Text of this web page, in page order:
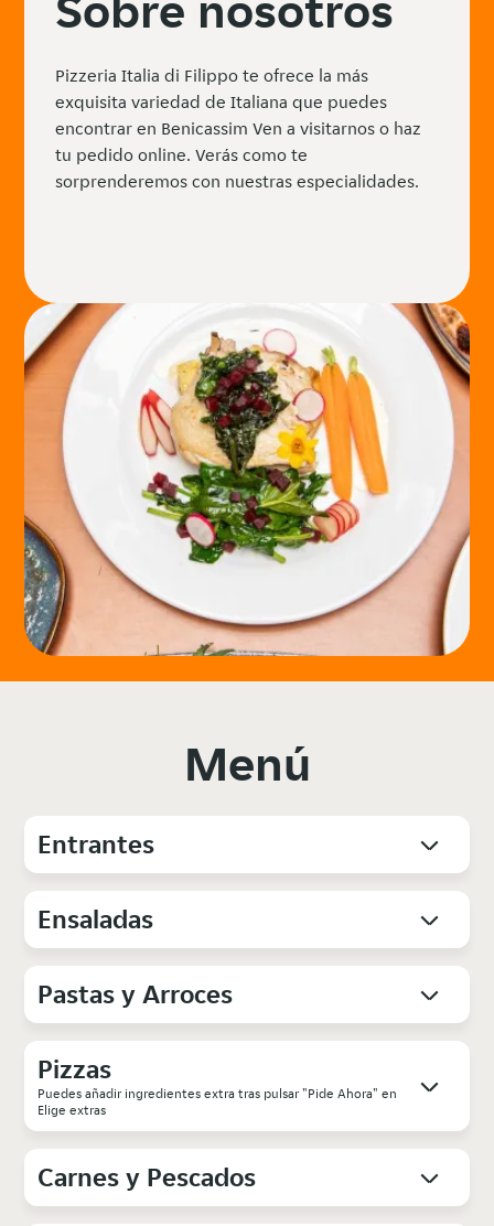
Pizzeria Italia di Filippo te ofrece la más
exquisita variedad de Italiana que puedes
encontrar en Benicassim Ven a visitarnos o haz
tu pedido online. Verás como te
sorprenderemos con nuestras especialidades.
Menú
Entrantes
Ensaladas
Pastas y Arroces
Pizzas
Puedes añadir ingredientes extra tras pulsar "Pide Ahora" en
Elige extras
Carnes y Pescados